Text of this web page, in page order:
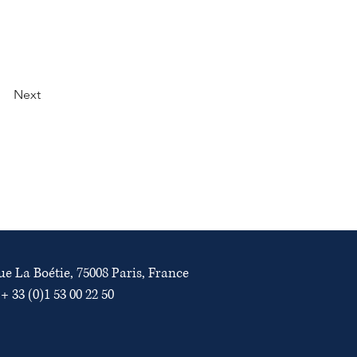
Next
La Boétie, 75008 Paris, France
33 (0)1 53 00 22 50